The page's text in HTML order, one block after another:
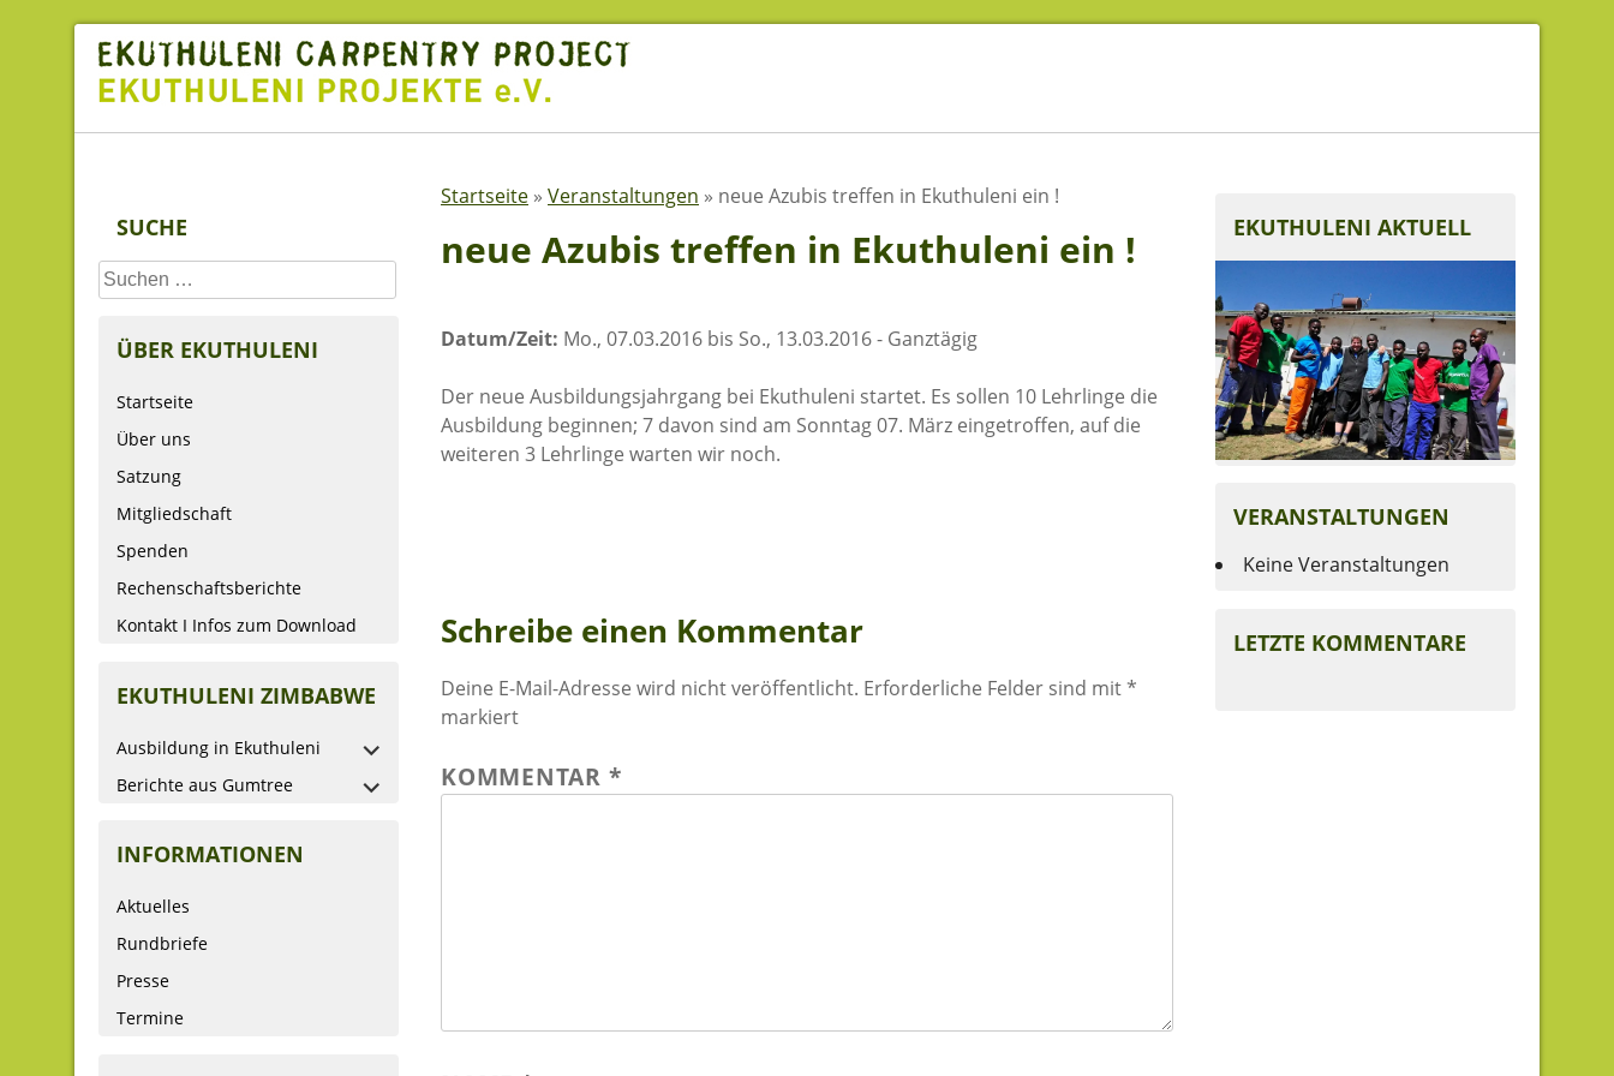
Skip
content
SUCHE
Suchen
nach:
ÜBER EKUTHULENI
Startseite
Über uns
Satzung
Mitgliedschaft
Spenden
Rechenschaftsberichte
Kontakt I Infos zum Download
EKUTHULENI ZIMBABWE
Ausbildung in Ekuthuleni
Berichte aus Gumtree
INFORMATIONEN
Aktuelles
Rundbriefe
Presse
Termine
Startseite » Veranstaltungen » neue Azubis treffen in Ekuthuleni ein !
neue Azubis treffen in Ekuthuleni ein !
Datum/Zeit: Mo., 07.03.2016 bis So., 13.03.2016 - Ganztägig
Der neue Ausbildungsjahrgang bei Ekuthuleni startet. Es sollen 10 Lehrlinge die
Ausbildung beginnen; 7 davon sind am Sonntag 07. März eingetroffen, auf die
weiteren 3 Lehrlinge warten wir noch.
Schreibe einen Kommentar
Deine E-Mail-Adresse wird nicht veröffentlicht. Erforderliche Felder sind mit*
markiert
KOMMENTAR *
EKUTHULENI AKTUELL
VERANSTALTUNGEN
Keine Veranstaltungen
LETZTE KOMMENTARE